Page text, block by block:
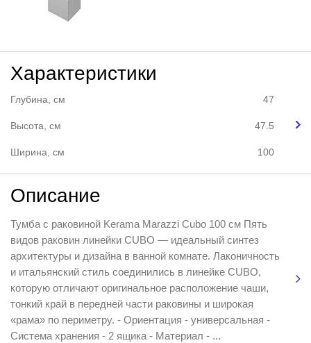
Характеристики
Глубина, см 47
Высота, см 47.5
Ширина, см 100
Описание
Тумба с раковиной Kerama Marazzi Cubo 100 см Пять
видов раковин линейки CUBO — идеальный синтез
архитектуры и дизайна в ванной комнате. Лаконичность
и итальянский стиль соединились в линейке CUBO,
которую отличают оригинальное расположение чаши,
тонкий край в передней части раковины и широкая
«рама» по периметру. - Ориентация - универсальная -
Система хранения - 2 ящика - Материал - ...